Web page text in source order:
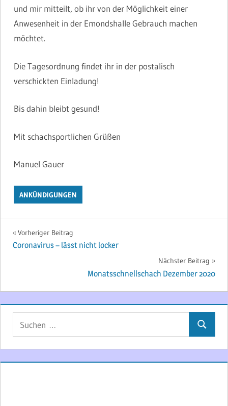
und mir mitteilt, ob ihr von der Möglichkeit einer
Anwesenheit in der Emondshalle Gebrauch machen
möchtet.
Die Tagesordnung findet ihr in der postalisch
verschickten Einladung!
Bis dahin bleibt gesund!
Mit schachsportlichen Grüßen
Manuel Gauer
ANKÜNDIGUNGEN
Beitragsnavigation
Vorheriger Beitrag
Coronavirus – lässt nicht locker
Nächster Beitrag
Monatsschnellschach Dezember 2020
Suchen